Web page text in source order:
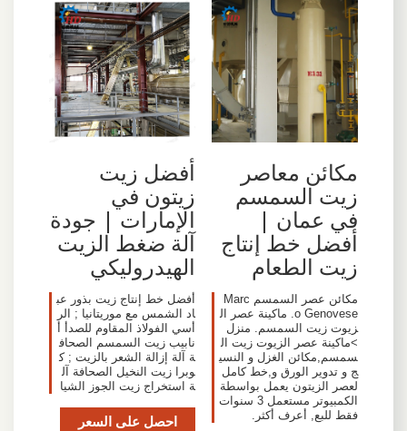
مكائن معاصر
زيت السمسم
في عمان |
أفضل خط إنتاج
زيت الطعام
مكائن عصر السمسم Marc
o Genovese. ماكينة عصر ال
زيوت زيت السمسم. منزل
>ماكينة عصر الزيوت زيت ال
سمسم,مكائن الغزل و النسي
ج و تدوير الورق و,خط كامل
لعصر الزيتون يعمل بواسطة
الكمبيوتر مستعمل 3 سنوات
فقط للبع, أعرف أكثر.
أفضل زيت
زيتون في
الإمارات | جودة
آلة ضغط الزيت
الهيدروليكي
أفضل خط إنتاج زيت بذور عب
اد الشمس مع موريتانيا ; الر
أسي الفولاذ المقاوم للصدأ أ
نابيب زيت السمسم الصحاف
ة آلة إزالة الشعر بالزيت ; ك
وبرا زيت النخيل الصحافة آل
ة استخراج زيت الجوز الشيا
احصل على السعر